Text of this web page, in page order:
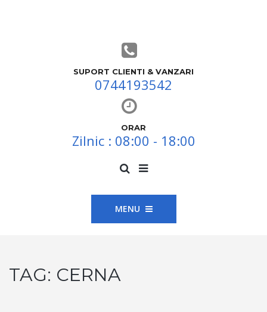
SUPORT CLIENTI & VANZARI
0744193542
ORAR
Zilnic : 08:00 - 18:00
MENU
TAG: CERNA